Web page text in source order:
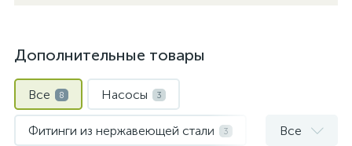
Дополнительные товары
Все 8 Насосы 3
Фитинги из нержавеющей стали 3 Все